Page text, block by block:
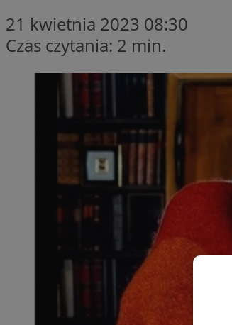
21 kwietnia 2023 08:30
Czas czytania: 2 min.